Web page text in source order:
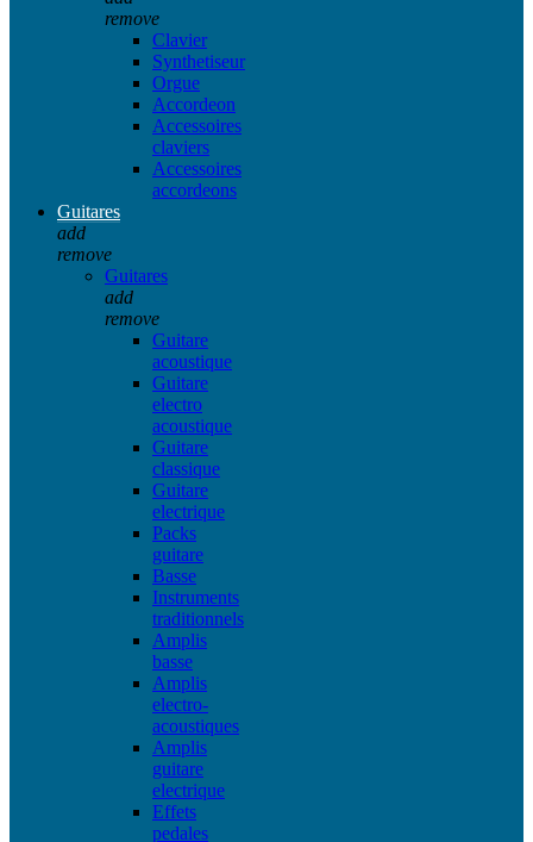
remove
Clavier
Synthetiseur
Orgue
Accordeon
Accessoires
claviers
Accessoires
accordeons
Guitares
add
remove
Guitares
add
remove
Guitare
acoustique
Guitare
electro
acoustique
Guitare
classique
Guitare
electrique
Packs
guitare
Basse
Instruments
traditionnels
Amplis
basse
Amplis
electro-
acoustiques
Amplis
guitare
electrique
Effets
pedales